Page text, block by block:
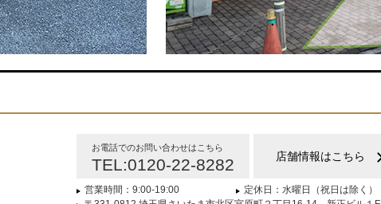
お電話でのお問い合わせはこちら
TEL:0120-22-8282 店舗情報はこちら
営業時間：9:00-19:00
定休日：水曜日（祝日は除く）